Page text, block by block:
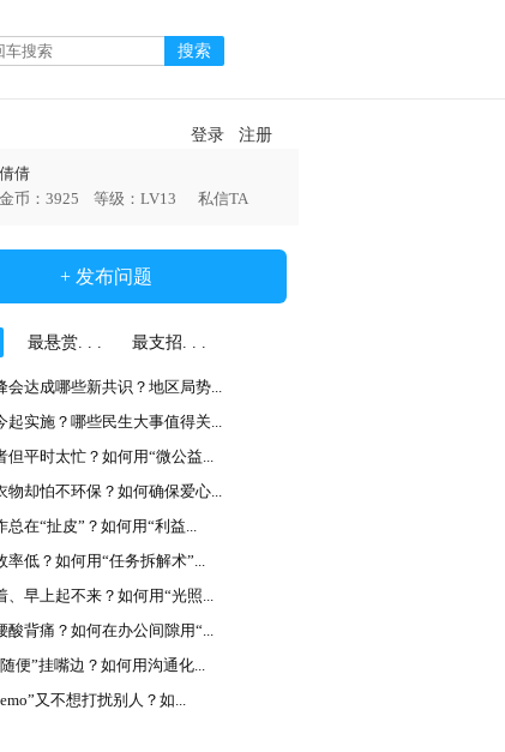
登录 注册
倩倩
金币：3925 等级：LV13 私信TA
+ 发布问题
最悬赏. . . 最支招. . .
会达成哪些新共识？地区局势...
起实施？哪些民生大事值得关...
但平时太忙？如何用“微公益...
物却怕不环保？如何确保爱心...
总在“扯皮”？如何用“利益...
率低？如何用“任务拆解术”...
、早上起不来？如何用“光照...
酸背痛？如何在办公间隙用“...
便”挂嘴边？如何用沟通化...
又不想打扰别人？如...